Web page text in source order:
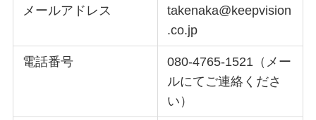
メールアドレス
takenaka@keepvision
.co.jp
電話番号
080-4765-1521（メー
ルにてご連絡くださ
い）